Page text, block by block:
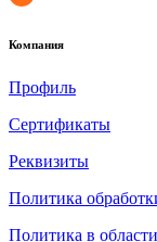
Компания
Профиль
Сертификаты
Реквизиты
Политика
Политика в